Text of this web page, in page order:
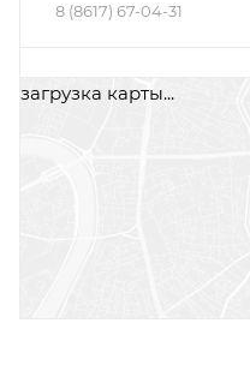
8 (8617) 67-04-31
Минеральные Воды,
загрузка карты...